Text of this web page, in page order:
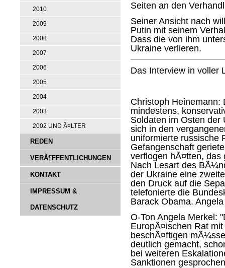
2010
2009
2008
2007
2006
2005
2004
2003
2002 UND Ã¤LTER
REDEN
VERÃ¶FFENTLICHUNGEN
KONTAKT
IMPRESSUM &
DATENSCHUTZ
Seiten an den
Seiner Ansicht nach
Putin mit seinem
Dass die von ihm
Ukraine verlieren.
Das Interview in voller
Christoph Heinemann:
mindestens,
Soldaten im Osten der
sich in den
uniformierte russische
Gefangenschaft
verflogen hÃ¤tten, das
Nach Lesart des
der Ukraine eine
den Druck auf die
telefonierte die
Barack Obama.
O-Ton Angela Merkel:
EuropÃ¤ischen Rat
beschÃ¤ftigen
deutlich gemacht,
bei weiteren
Sanktionen